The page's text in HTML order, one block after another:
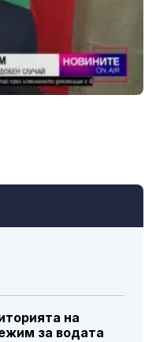
на
за водата